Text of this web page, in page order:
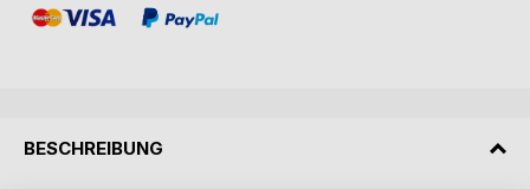
BESCHREIBUNG